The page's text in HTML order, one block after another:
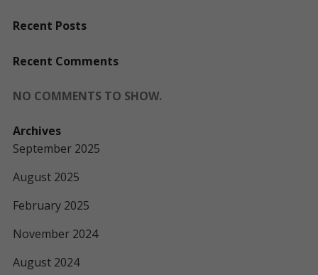
Recent Posts
Recent Comments
NO COMMENTS TO SHOW.
Archives
September 2025
August 2025
February 2025
November 2024
August 2024